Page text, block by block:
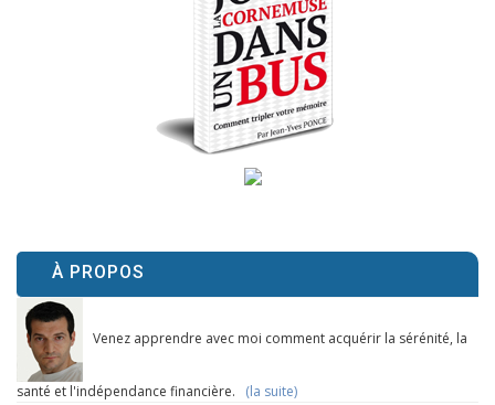
À PROPOS
Venez apprendre avec moi comment acquérir la sérénité, la
santé et l'indépendance financière. (la suite)